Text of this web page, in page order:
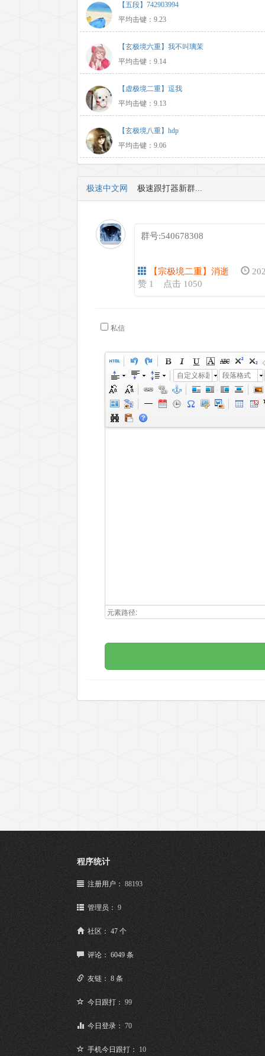
【五段】742903994
平均击键：9.23
【玄极境六重】我不叫璃茉
平均击键：9.14
【虚极境二重】逗我
平均击键：9.13
【玄极境八重】hdp
平均击键：9.06
极速中文网 极速跟打器新群...
群号:540678308
【宗极境二重】消逝
赞 1
点击 1050
私信
自定义标题 段落格式
元素路径:
程序统计
注册用户： 88193
管理员： 9
社区： 47 个
评论： 6049 条
友链： 8 条
今日跟打： 99
今日登录： 70
手机今日跟打： 10